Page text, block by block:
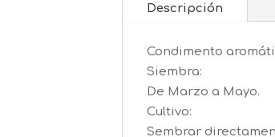
Descripción
Condimento
Siembra:
De Marzo a Mayo.
Cultivo:
Sembrar